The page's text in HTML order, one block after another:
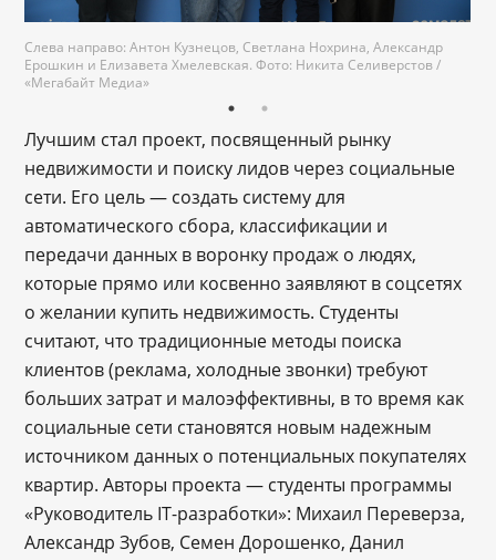
Слева направо: Антон Кузнецов, Светлана Нохрина, Александр
Ерошкин и Елизавета Хмелевская. Фото: Никита Селиверстов /
«Мегабайт Медиа»
Лучшим стал проект, посвященный рынку
недвижимости и поиску лидов через социальные
сети. Его цель — создать систему для
автоматического сбора, классификации и
передачи данных в воронку продаж о людях,
которые прямо или косвенно заявляют в соцсетях
о желании купить недвижимость. Студенты
считают, что традиционные методы поиска
клиентов (реклама, холодные звонки) требуют
больших затрат и малоэффективны, в то время как
социальные сети становятся новым надежным
источником данных о потенциальных покупателях
квартир. Авторы проекта — студенты программы
«Руководитель IT-разработки»: Михаил Переверза,
Александр Зубов, Семен Дорошенко, Данил